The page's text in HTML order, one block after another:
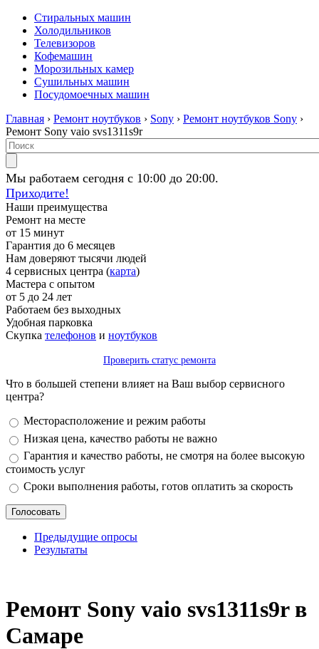
Стиральных машин
Холодильников
Телевизоров
Кофемашин
Морозильных камер
Сушильных машин
Посудомоечных машин
Главная › Ремонт ноутбуков › Sony › Ремонт ноутбуков Sony ›
Ремонт Sony vaio svs1311s9r
Мы работаем сегодня с 10:00 до 20:00.
Приходите!
Наши преимущества
Ремонт на месте
от 15 минут
Гарантия до 6 месяцев
Нам доверяют тысячи людей
4 сервисных центра (карта)
Мастера с опытом
от 5 до 24 лет
Работаем без выходных
Удобная парковка
Скупка телефонов и ноутбуков
Проверить статус ремонта
Что в большей степени влияет на Ваш выбор сервисного
центра?
Варианты
Месторасположение и режим работы
Низкая цена, качество работы не важно
Гарантия и качество работы, не смотря на более высокую
стоимость услуг
Сроки выполнения работы, готов оплатить за скорость
Предыдущие опросы
Результаты
Ремонт Sony vaio svs1311s9r в
Самаре